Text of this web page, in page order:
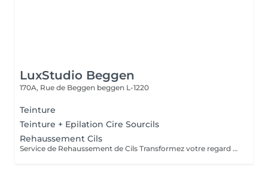
LuxStudio Beggen
170A, Rue de Beggen beggen L-1220
Teinture
Teinture + Epilation Cire Sourcils
Rehaussement Cils
Service de Rehaussement de Cils Transformez votre regard avec notre service de rehaussement de cils, disponible avec ou sans teinture. Notre technique avancée inclut : - *Courbure Durable* : Nous sublimons vos cils naturels en leur apportant une courbure élégante et durable. - *Option avec Teinture* : Pour un effet encore plus spectaculaire, ajoutez de la couleur à vos cils, vous libérant ainsi de l'utilisation quotidienne de mascara. - *Hydratation Incluse* : Nos traitements incluent une hydratation profonde, garantissant des cils sains et forts. ### Entretien Pour maintenir l'effet souhaité et éviter d'endommager vos cils, nous recommandons de refaire le traitement toutes les 4 à 6 semaines. Ainsi, vous assurez un regard toujours éblouissant tout en préservant la santé de vos cils. Prenez rendez-vous dès aujourd'hui et sublimez la beauté naturelle de vos yeux !